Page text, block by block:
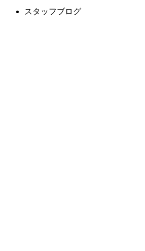
スタッフブログ